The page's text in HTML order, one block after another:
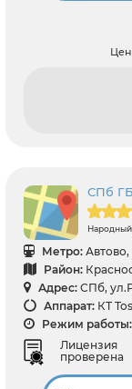
СПб
Народный
Метро:
Район:
Адрес: СПб,
Аппарат: КТ
Режим работы:
Лицензия
проверена